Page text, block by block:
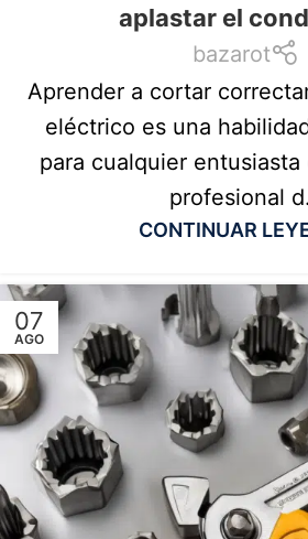
aplastar el
bazarot
Aprender a cortar
eléctrico es una
para cualquier
profesional
CONTINUAR
07
AGO